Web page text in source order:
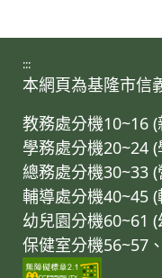
:::
本網頁為基隆市信
教務處分機10~16
學務處分機20~24
總務處分機30~33
輔導處分機40~45
幼兒園分機60~61
保健室分機56~57